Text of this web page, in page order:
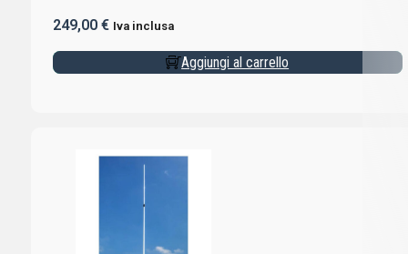
249,00 € Iva inclusa
Aggiungi al carrello